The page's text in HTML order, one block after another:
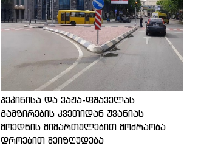
პეკინისა და ვაჟა-ფშაველას
გამზირების კვეთიდან ჟვანიას
მოედნის მიმართულებით მოძრაობა
დროებით შეიზღუდება